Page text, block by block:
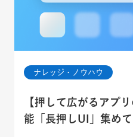
ナレッジ・ノウハウ
【押して広がるアプ
能「長押しUI」集め